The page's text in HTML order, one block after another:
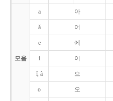
모음
a 아
ǎ 어
e 에
i 이
î, â 으
o 오